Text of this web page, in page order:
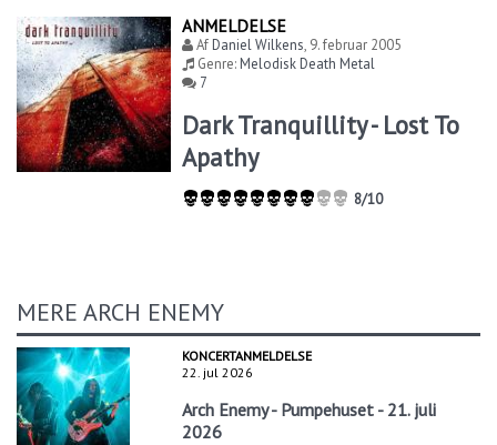
ANMELDELSE
AfDaniel Wilkens, 9. februar 2005
Genre:Melodisk Death Metal
7
Dark Tranquillity - Lost To
Apathy
8/10
MERE ARCH ENEMY
KONCERTANMELDELSE
22. jul 2026
Arch Enemy - Pumpehuset - 21. juli
2026